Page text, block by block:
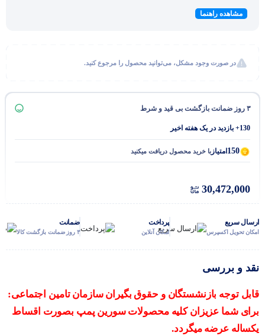
حداکثر هد: 27 متر
مشاهده راهنما
در صورت وجود مشکل، می‌توانید محصول را مرجوع کنید.
۳ روز ضمانت بازگشت بی قید و شرط
130+ بازدید در یک هفته اخیر
150 امتیاز با خرید محصول دریافت میکنید
30,472,000
ارسال سریع
امکان تحویل اکسپرس
پرداخت
امکان آنلاین
ضمانت
۳ روز ضمانت بازگشت کالا
نقد و بررسی
قابل توجه بازنشستگان و حقوق بگیران سازمان تامین اجتماعی:
برای شما عزیزان کلیه محصولات سورین پمپ بصورت اقساط
یکساله عرضه میگردد.